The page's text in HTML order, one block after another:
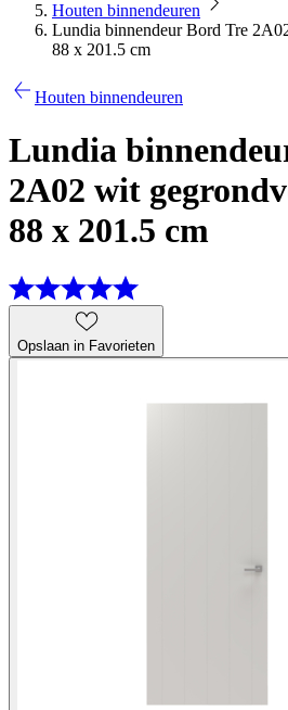
Houten binnendeuren
Lundia binnendeur Bord Tre
88 x 201.5 cm
Houten binnendeuren
Lundia
2A02 wit
88 x 201.5 cm
Opslaan in Favorieten